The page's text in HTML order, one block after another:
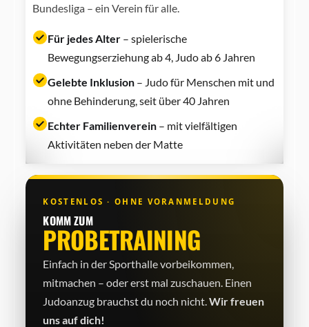
Bundesliga – ein Verein für alle.
Für jedes Alter– spielerische
Bewegungserziehung ab 4, Judo ab 6 Jahren
Gelebte Inklusion– Judo für Menschen mit und
ohne Behinderung, seit über 40 Jahren
Echter Familienverein– mit vielfältigen
Aktivitäten neben der Matte
KOSTENLOS · OHNE VORANMELDUNG
KOMM ZUM
PROBETRAINING
Einfach in der Sporthalle vorbeikommen,
mitmachen – oder erst mal zuschauen. Einen
Judo­anzug brauchst du noch nicht.Wir freuen
uns auf dich!